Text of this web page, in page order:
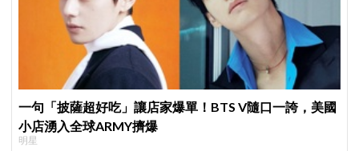
一句「披薩超好吃」讓店家爆單！BTS V隨口一誇，美國
小店湧入全球ARMY擠爆
明星